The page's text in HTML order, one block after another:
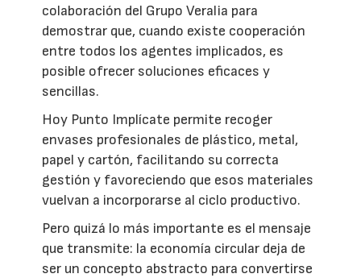
colaboración del Grupo Veralia para
demostrar que, cuando existe cooperación
entre todos los agentes implicados, es
posible ofrecer soluciones eficaces y
sencillas.
Hoy Punto Implícate permite recoger
envases profesionales de plástico, metal,
papel y cartón, facilitando su correcta
gestión y favoreciendo que esos materiales
vuelvan a incorporarse al ciclo productivo.
Pero quizá lo más importante es el mensaje
que transmite: la economía circular deja de
ser un concepto abstracto para convertirse